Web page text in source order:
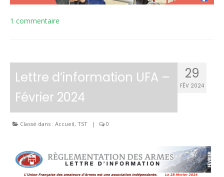
1 commentaire
29
FÉV 2024
Lettre d’information UFA –
Février 2024
Classé dans : Accueil, TST | 0